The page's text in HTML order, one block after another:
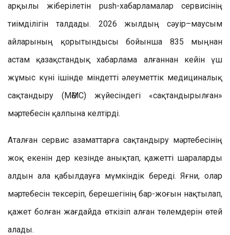
арқылы жіберілетін push-хабарламалар сервисінің
тиімділігін талдады. 2026 жылдың сәуір–маусым
айларының қорытындысы бойынша 835 мыңнан
астам қазақстандық хабарлама алғаннан кейін үш
жұмыс күні ішінде міндетті әлеуметтік медициналық
сақтандыру (МӘМС) жүйесіндегі «сақтандырылған»
мәртебесін қалпына келтірді.
Аталған сервис азаматтарға сақтандыру мәртебесінің
жоқ екенін дер кезінде анықтап, қажетті шараларды
алдын ала қабылдауға мүмкіндік береді. Яғни, олар
мәртебесін тексеріп, берешегінің бар-жоғын нақтылап,
қажет болған жағдайда өткізіп алған төлемдерін өтей
алады.